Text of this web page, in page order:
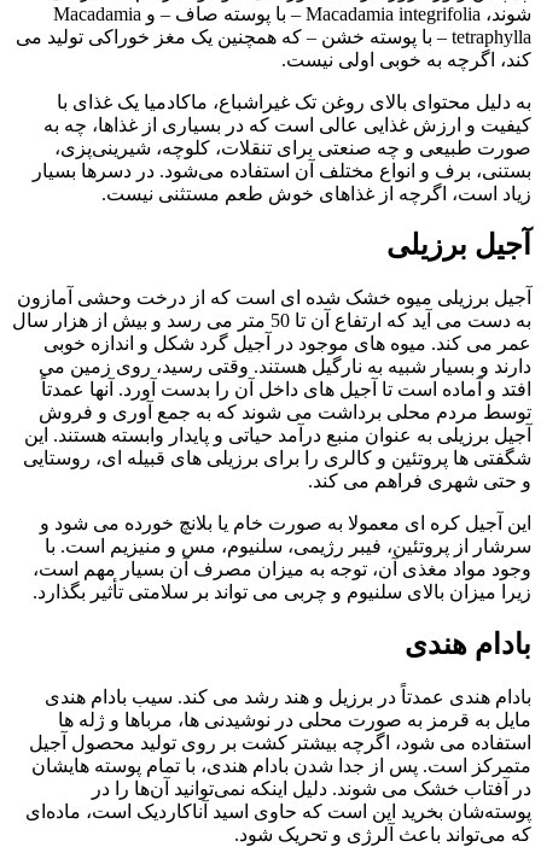
شوند، Macadamia integrifolia – با پوسته صاف – و Macadamia
tetraphylla – با پوسته خشن – که همچنین یک مغز خوراکی تولید می
کند، اگرچه به خوبی اولی نیست.
به دلیل محتوای بالای روغن تک غیراشباع، ماکادمیا یک غذای با
کیفیت و ارزش غذایی عالی است که در بسیاری از غذاها، چه به
صورت طبیعی و چه صنعتی برای تنقلات، کلوچه، شیرینی‌پزی،
بستنی، برف و انواع مختلف آن استفاده می‌شود. در دسرها بسیار
زیاد است، اگرچه از غذاهای خوش طعم مستثنی نیست.
آجیل برزیلی
آجیل برزیلی میوه خشک شده ای است که از درخت وحشی آمازون
به دست می آید که ارتفاع آن تا 50 متر می رسد و بیش از هزار سال
عمر می کند. میوه های موجود در آجیل گرد شکل و اندازه خوبی
دارند و بسیار شبیه به نارگیل هستند. وقتی رسید، روی زمین می
افتد و آماده است تا آجیل های داخل آن را بدست آورد. آنها عمدتاً
توسط مردم محلی برداشت می شوند که به جمع آوری و فروش
آجیل برزیلی به عنوان منبع درآمد حیاتی و پایدار وابسته هستند. این
شگفتی ها پروتئین و کالری را برای برزیلی های قبیله ای، روستایی
و حتی شهری فراهم می کند.
این آجیل کره ای معمولا به صورت خام یا بلانچ خورده می شود و
سرشار از پروتئین، فیبر رژیمی، سلنیوم، مس و منیزیم است. با
وجود مواد مغذی آن، توجه به میزان مصرف آن بسیار مهم است،
زیرا میزان بالای سلنیوم و چربی می تواند بر سلامتی تأثیر بگذارد.
بادام هندی
بادام هندی عمدتاً در برزیل و هند رشد می کند. سیب بادام هندی
مایل به قرمز به صورت محلی در نوشیدنی ها، مرباها و ژله ها
استفاده می شود، اگرچه بیشتر کشت بر روی تولید محصول آجیل
متمرکز است. پس از جدا شدن بادام هندی، با تمام پوسته هایشان
در آفتاب خشک می شوند. دلیل اینکه نمی‌توانید آن‌ها را در
پوسته‌شان بخرید این است که حاوی اسید آناکاردیک است، ماده‌ای
که می‌تواند باعث آلرژی و تحریک شود.